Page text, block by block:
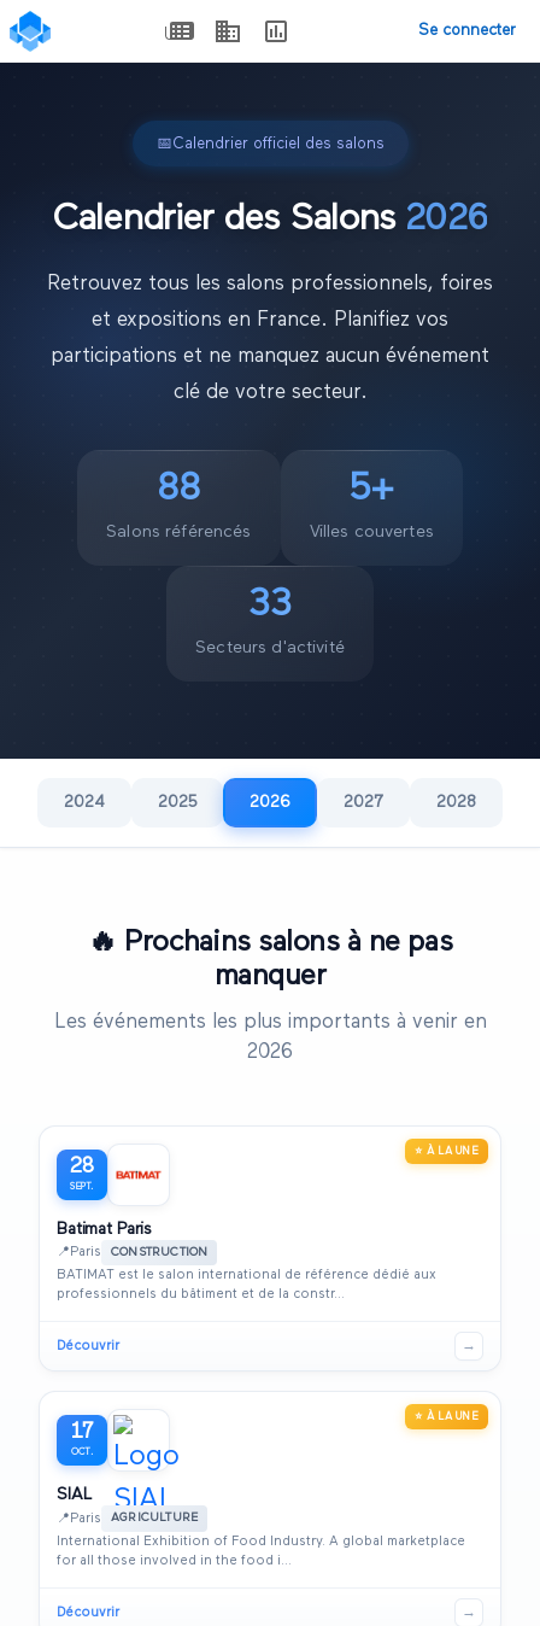
Se connecter
📅Calendrier officiel des salons
Calendrier des Salons 2026
Retrouvez tous les salons professionnels, foires
et expositions en France. Planifiez vos
participations et ne manquez aucun événement
clé de votre secteur.
88
Salons référencés
5+
Villes couvertes
33
Secteurs d'activité
2024 2025 2026 2027 2028
🔥 Prochains salons à ne pas
manquer
Les événements les plus importants à venir en
2026
⭐ À LA UNE
28
SEPT.
Batimat Paris
📍 Paris CONSTRUCTION
BATIMAT est le salon international de référence dédié aux
professionnels du bâtiment et de la constr...
Découvrir →
⭐ À LA UNE
17
OCT.
SIAL
📍 Paris AGRICULTURE
International Exhibition of Food Industry. A global marketplace
for all those involved in the food i...
Découvrir →